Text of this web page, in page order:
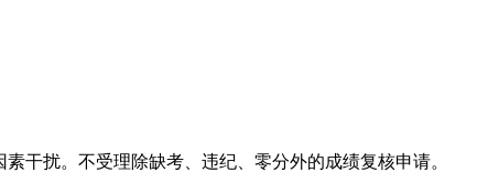
干扰。不受理除缺考、违纪、零分外的成绩复核申请。